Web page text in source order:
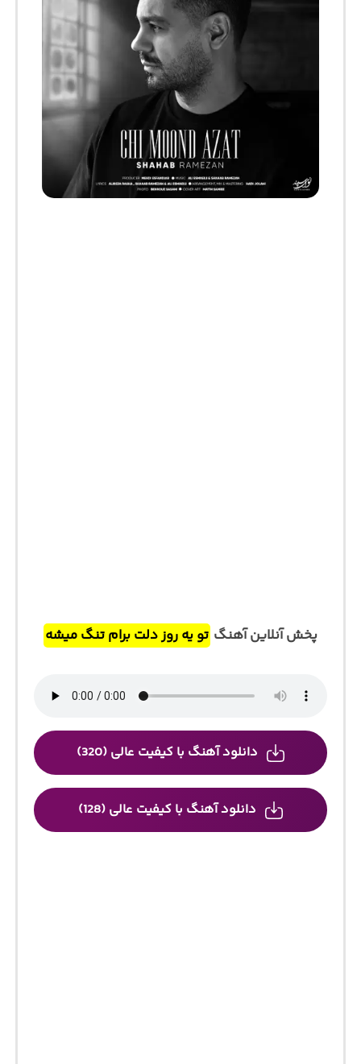
پخش آنلاین آهنگ تو یه روز دلت برام تنگ میشه
دانلود آهنگ با کیفیت عالی (320)
دانلود آهنگ با کیفیت عالی (128)